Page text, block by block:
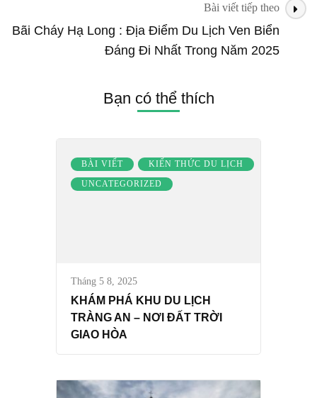
Bài viết tiếp theo
Bãi Cháy Hạ Long : Địa Điểm Du Lịch Ven Biển
Đáng Đi Nhất Trong Năm 2025
Bạn có thể thích
BÀI VIẾT
KIẾN THỨC DU LỊCH
UNCATEGORIZED
Tháng 5 8, 2025
KHÁM PHÁ KHU DU LỊCH
TRÀNG AN – NƠI ĐẤT TRỜI
GIAO HÒA